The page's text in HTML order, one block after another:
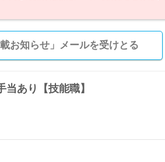
お知らせ」メールを受けとる
あり【技能職】